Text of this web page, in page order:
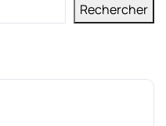
Rechercher